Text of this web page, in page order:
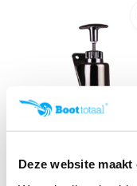
Deze website
verchroomd voor ...